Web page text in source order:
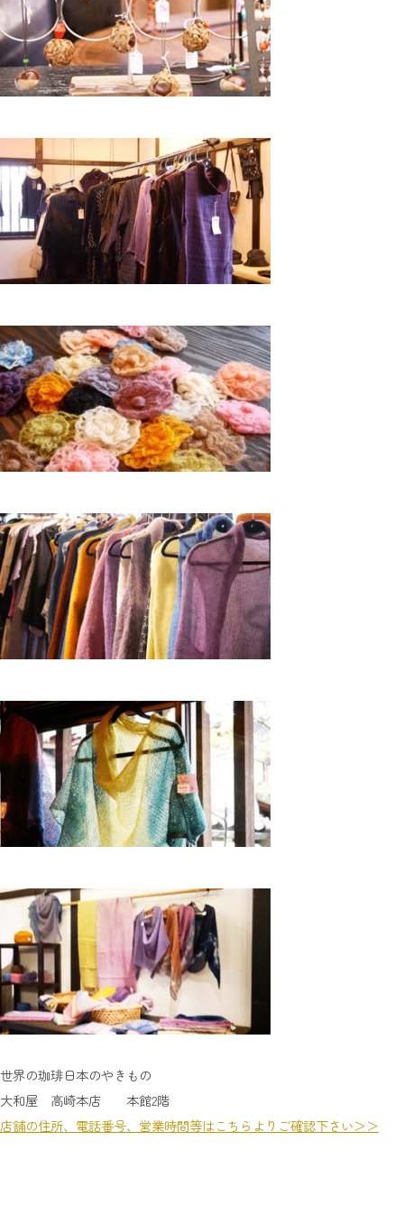
世界の珈琲日本のやきもの
大和屋 高崎本店 本館2階
店舗の住所、電話番号、営業時間等はこちらよりご確認下さい＞＞